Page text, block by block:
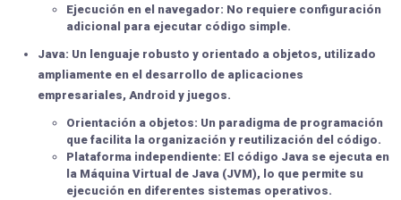
Ejecución en el navegador: No requiere configuración
adicional para ejecutar código simple.
Java: Un lenguaje robusto y orientado a objetos, utilizado
ampliamente en el desarrollo de aplicaciones
empresariales, Android y juegos.
Orientación a objetos: Un paradigma de programación
que facilita la organización y reutilización del código.
Plataforma independiente: El código Java se ejecuta en
la Máquina Virtual de Java (JVM), lo que permite su
ejecución en diferentes sistemas operativos.